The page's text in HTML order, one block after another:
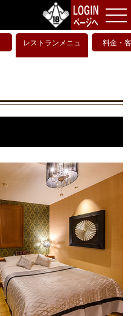
レストランメニュ
ー
料金・